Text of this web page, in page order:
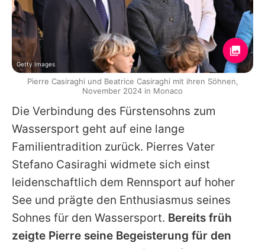
Die Verbindung des Fürstensohns zum
Wassersport geht auf eine lange
Familientradition zurück. Pierres Vater
Stefano Casiraghi widmete sich einst
leidenschaftlich dem Rennsport auf hoher
See und prägte den Enthusiasmus seines
Sohnes für den Wassersport. Bereits früh
zeigte Pierre seine Begeisterung für den
Getty Images
Pierre Casiraghi und Beatrice Casiraghi mit ihren Söhnen,
November 2024 in Monaco